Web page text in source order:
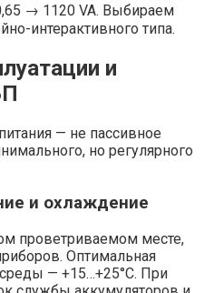
→ 1120 VA. Выбираем
интерактивного типа.
и
— не пассивное
но регулярного
и охлаждение
проветриваемом месте,
Оптимальная
— +15…+25°C. При